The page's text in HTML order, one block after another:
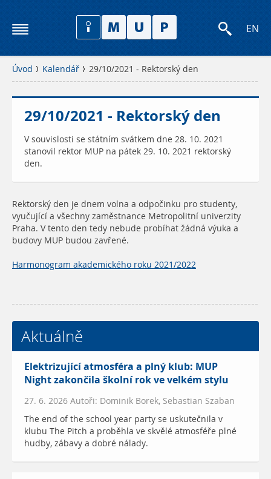
EN
Úvod Kalendář 29/10/2021 - Rektorský den
29/10/2021 - Rektorský den
V souvislosti se státním svátkem dne 28. 10. 2021
stanovil rektor MUP na pátek 29. 10. 2021 rektorský
den.
Rektorský den je dnem volna a odpočinku pro studenty,
vyučující a všechny zaměstnance Metropolitní univerzity
Praha. V tento den tedy nebude probíhat žádná výuka a
budovy MUP budou zavřené.
Harmonogram akademického roku 2021/2022
Aktuálně
Elektrizující atmosféra a plný klub: MUP
Night zakončila školní rok ve velkém stylu
27. 6. 2026 Autoři: Dominik Borek, Sebastian Szaban
The end of the school year party se uskutečnila v
klubu The Pitch a proběhla ve skvělé atmosféře plné
hudby, zábavy a dobré nálady.